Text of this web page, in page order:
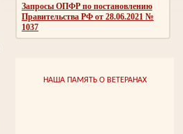
Запросы ОПФР по постановлению
Правительства РФ от 28.06.2021 №
1037
НАША ПАМЯТЬ О ВЕТЕРАНАХ